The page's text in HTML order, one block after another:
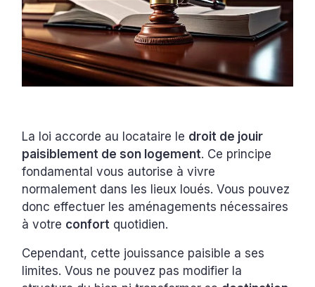
La loi accorde au locataire le droit de jouir
paisiblement de son logement. Ce principe
fondamental vous autorise à vivre
normalement dans les lieux loués. Vous pouvez
donc effectuer les aménagements nécessaires
à votre confort quotidien.
Cependant, cette jouissance paisible a ses
limites. Vous ne pouvez pas modifier la